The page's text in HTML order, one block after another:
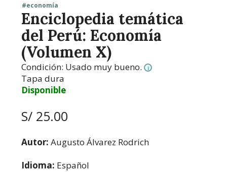
#economía
Enciclopedia temática
del Perú: Economía
(Volumen X)
Condición: Usado muy bueno. i
Tapa dura
Disponible
S/ 25.00
Autor: Augusto Álvarez Rodrich
Idioma: Español